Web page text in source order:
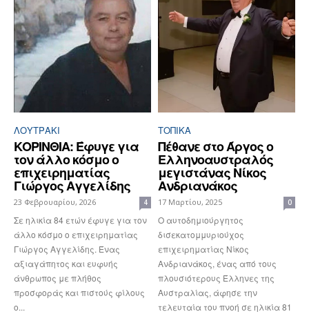
ΛΟΥΤΡΆΚΙ
ΚΟΡΙΝΘΙΑ: Έφυγε για
τον άλλο κόσμο ο
επιχειρηματίας
Γιώργος Αγγελίδης
23 Φεβρουαρίου, 2026 4
Σε ηλικία 84 ετών έφυγε για τον
άλλο κόσμο ο επιχειρηματίας
Γιώργος Αγγελίδης. Ένας
αξιαγάπητος και ευφυής
άνθρωπος με πλήθος
προσφοράς και πιστούς φίλους
ο...
ΤΟΠΙΚΑ
Πέθανε στο Άργος ο
Ελληνοαυστραλός
μεγιστάνας Νίκος
Ανδριανάκος
17 Μαρτίου, 2025 0
Ο αυτοδημιούργητος
δισεκατομμυριούχος
επιχειρηματίας Νίκος
Ανδριανάκος, ένας από τους
πλουσιότερους Έλληνες της
Αυστραλίας, άφησε την
τελευταία του πνοή σε ηλικία 81